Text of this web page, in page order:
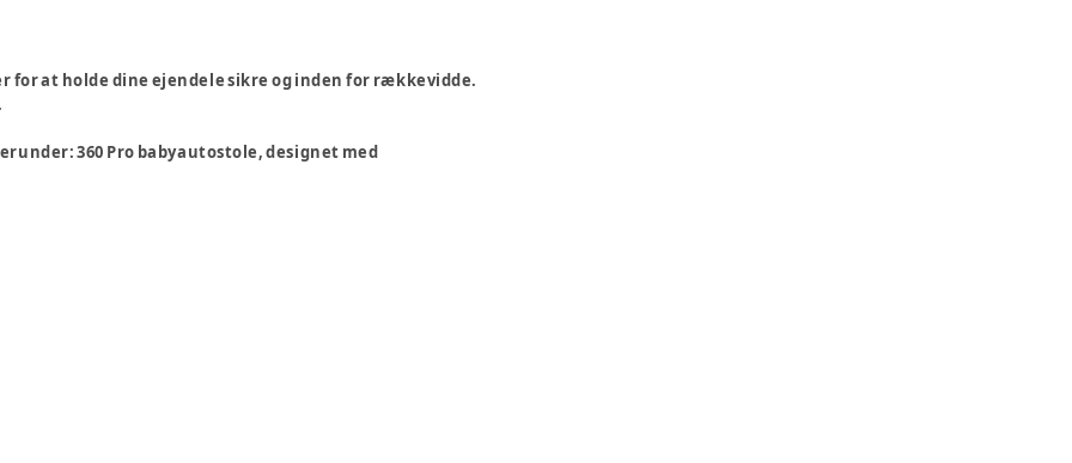
at holde dine ejendele sikre og inden for rækkevidde.
360 Pro babyautostole, designet med